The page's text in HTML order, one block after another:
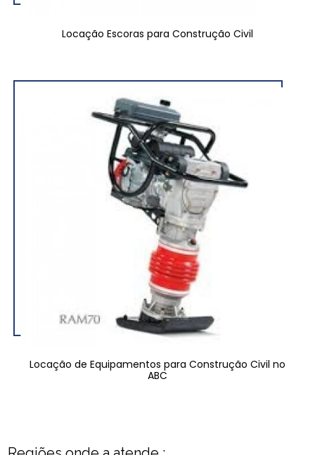
Locação Escoras para Construção Civil
Locação de Equipamentos para Construção Civil no
ABC